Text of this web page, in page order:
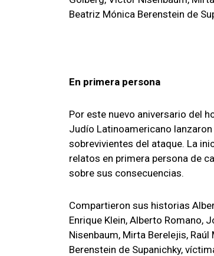
Beatriz Mónica Berenstein de
En primera persona
Por este nuevo aniversario del
Judío Latinoamericano
sobrevivientes del ataque. La
relatos en primera persona de
sobre sus consecuencias.
Compartieron sus historias
Enrique Klein, Alberto Romano,
Nisenbaum, Mirta Berelejis,
Berenstein de Supanichky,